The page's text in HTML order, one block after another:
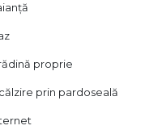
proprie
prin pardoseală